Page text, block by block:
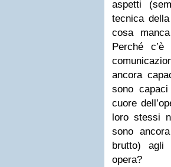
aspetti
tecnica
cosa
Perché
ancora
sono
cuore
loro stessi
sono
brutto) agli
opera?